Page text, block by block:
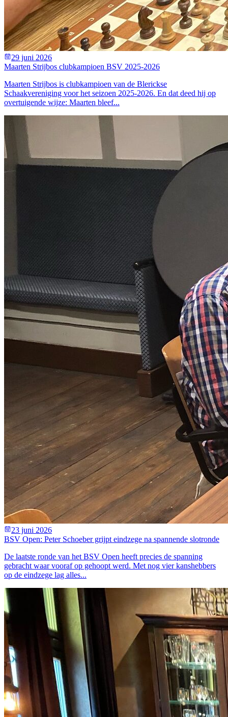
29 juni 2026
Maarten Strijbos clubkampioen BSV 2025-2026
Maarten Strijbos is clubkampioen van de Blerickse
Schaakvereniging voor het seizoen 2025-2026. En dat deed hij op
overtuigende wijze: Maarten bleef...
23 juni 2026
BSV Open: Peter Schoeber grijpt eindzege na spannende slotronde
De laatste ronde van het BSV Open heeft precies de spanning
gebracht waar vooraf op gehoopt werd. Met nog vier kanshebbers
op de eindzege lag alles...